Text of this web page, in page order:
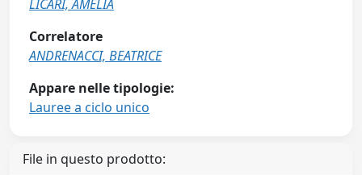
LICARI, AMELIA
Correlatore
ANDRENACCI, BEATRICE
Appare nelle tipologie:
Lauree a ciclo unico
File in questo prodotto: